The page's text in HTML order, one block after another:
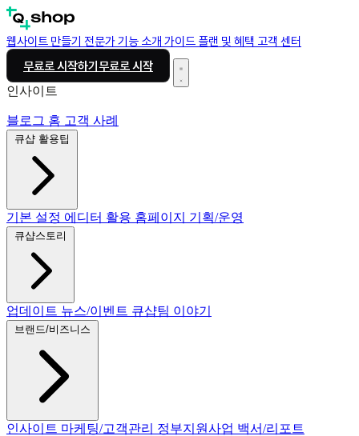
웹사이트 만들기 전문가기능 소개 가이드 플랜 및 혜택 고객 센터
무료로 시작하기무료로 시작
인사이트
블로그 홈 고객 사례
큐샵 활용팁
기본 설정 에디터 활용 홈페이지 기획/운영
큐샵스토리
업데이트 뉴스/이벤트 큐샵팀 이야기
브랜드/비즈니스
인사이트 마케팅/고객관리 정부지원사업 백서/리포트